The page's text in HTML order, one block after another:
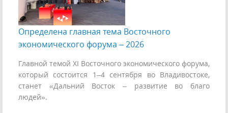
Определена главная тема Восточного
экономического форума – 2026
Главной темой ХI Восточного экономического форума,
который состоится 1–4 сентября во Владивостоке,
станет «Дальний Восток – развитие во благо
людей».